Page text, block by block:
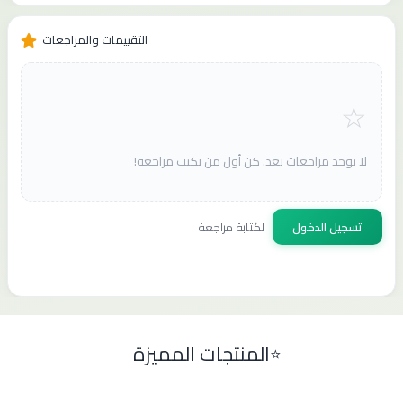
التقييمات والمراجعات
لا توجد مراجعات بعد. كن أول من يكتب مراجعة!
تسجيل الدخول لكتابة مراجعة
المنتجات المميزة